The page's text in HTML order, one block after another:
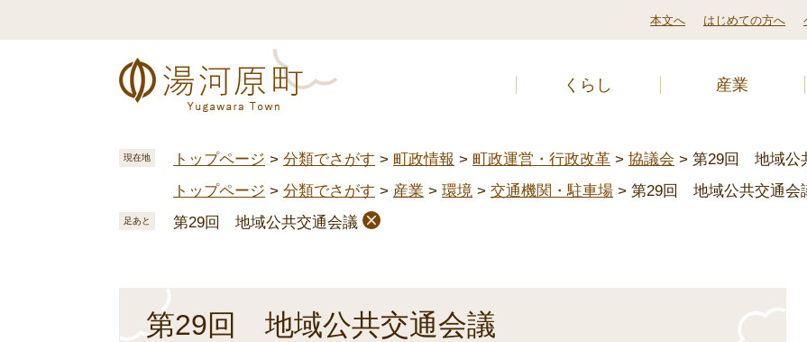
本文へ はじめての方へ
くらし 産業
現在地 トップページ > 分類でさがす > 町政情報 > 町政運営・行政改革 > 協議会 > 第29回 地域公
トップページ > 分類でさがす > 産業 > 環境 > 交通機関・駐車場 > 第29回 地域公共交通会
足あと 第29回 地域公共交通会議
第29回 地域公共交通会議